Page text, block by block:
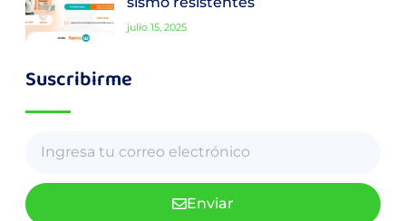
julio 15, 2025
Suscribirme
Enviar